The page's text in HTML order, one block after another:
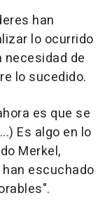
han
lo ocurrido
necesidad de
lo sucedido.
es que se
Es algo en lo
Merkel,
escuchado